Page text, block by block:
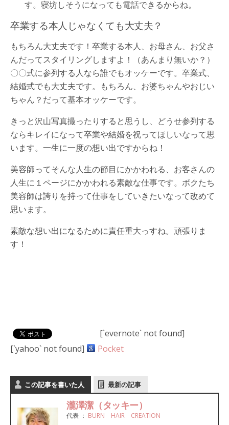
す。寝坊しそうになっても電話できるからね。
卒業する本人じゃなくても大丈夫？
もちろん大丈夫です！卒業する本人、お母さん、お父さ
んだってスタイリングしますよ！（あんまり無いか？）
〇〇式に参列する人なら誰でもオッケーです。卒業式、
結婚式でも大丈夫です。もちろん、お婆ちゃんやおじい
ちゃん？だって基本オッケーです。
きっと沢山写真撮ったりすると思うし、どうせ参列する
ならキレイになって卒業や結婚を祝ってほしいなって思
います。一生に一度の想い出ですからね！
美容師ってそんな人生の節目にかかわれる、お客さんの
人生に１ページにかかわれる素敵な仕事です。ボクたち
美容師は誇りを持って仕事をしていきたいなって改めて
思います。
素敵な想い出になるために責任重大っすね。頑張りま
す！
[`evernote` not found]
[`yahoo` not found]
Pocket
この記事を書いた人 最新の記事
瀧澤潔（タッキー）
代表 ： BURN HAIR CREATION